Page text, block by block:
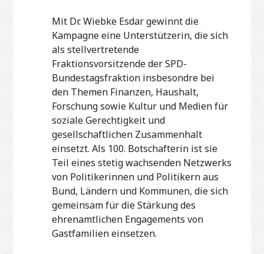
Mit Dr. Wiebke Esdar gewinnt die
Kampagne eine Unterstützerin, die sich
als stellvertretende
Fraktionsvorsitzende der SPD-
Bundestagsfraktion insbesondre bei
den Themen Finanzen, Haushalt,
Forschung sowie Kultur und Medien für
soziale Gerechtigkeit und
gesellschaftlichen Zusammenhalt
einsetzt. Als 100. Botschafterin ist sie
Teil eines stetig wachsenden Netzwerks
von Politikerinnen und Politikern aus
Bund, Ländern und Kommunen, die sich
gemeinsam für die Stärkung des
ehrenamtlichen Engagements von
Gastfamilien einsetzen.